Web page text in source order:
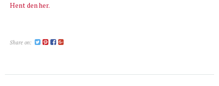
Hent den her.
Share on: